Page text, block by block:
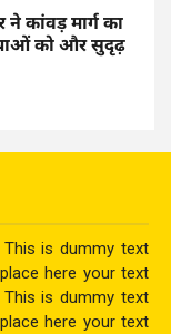
कांवड़ मार्ग का
को और सुदृढ़
is dummy text
here your text
is dummy text
here your text